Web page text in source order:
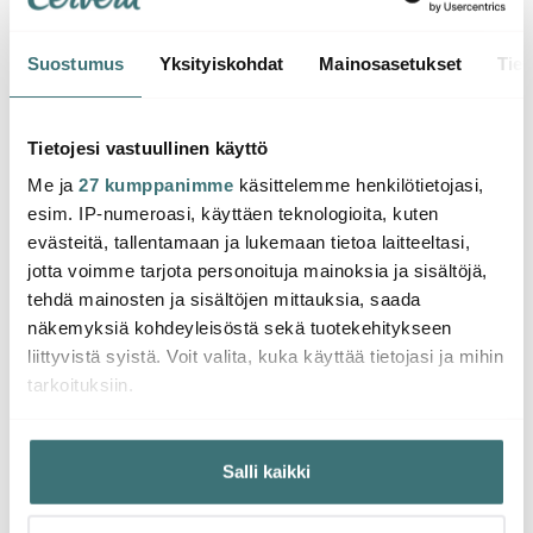
Suostumus Yksityiskohdat Mainosasetukset
Tietojesi vastuullinen käyttö
Me ja 27 kumppanimme käsittelemme henkilötietojasi,
esim. IP-numeroasi, käyttäen teknologioita, kuten
evästeitä, tallentamaan ja lukemaan tietoa laitteeltasi,
jotta voimme tarjota personoituja mainoksia ja sisältöjä,
tehdä mainosten ja sisältöjen mittauksia, saada
näkemyksiä kohdeyleisöstä sekä tuotekehitykseen
liittyvistä syistä. Voit valita, kuka käyttää tietojasi ja mihin
tarkoituksiin.
Jos sallit, haluamme myös tehdä seuraavia:
Kerätä tietoja maantieteellisestä sijainnistasi,
mahdollisesti muutaman metrin tarkkuudella
Salli kaikki
Global
cm
155.01 €
Saatavilla
cm
90.00 €
Saatavilla
Saatat pitää myös näistä